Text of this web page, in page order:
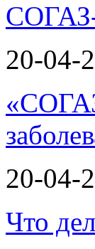
20-04-
20-04-
Что